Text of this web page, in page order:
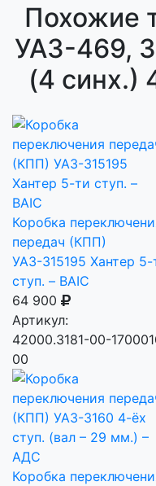
Похожие
УАЗ-469,
(4 синх.)
Коробка
передач (КПП)
УАЗ-315195 Хантер 5-
ступ. – BAIC
64 900
Артикул:
42000.3181-00-
00
Коробка